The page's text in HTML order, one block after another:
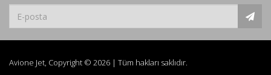
Avione Jet, Copyright © 2026 | Tüm hakları saklıdır.